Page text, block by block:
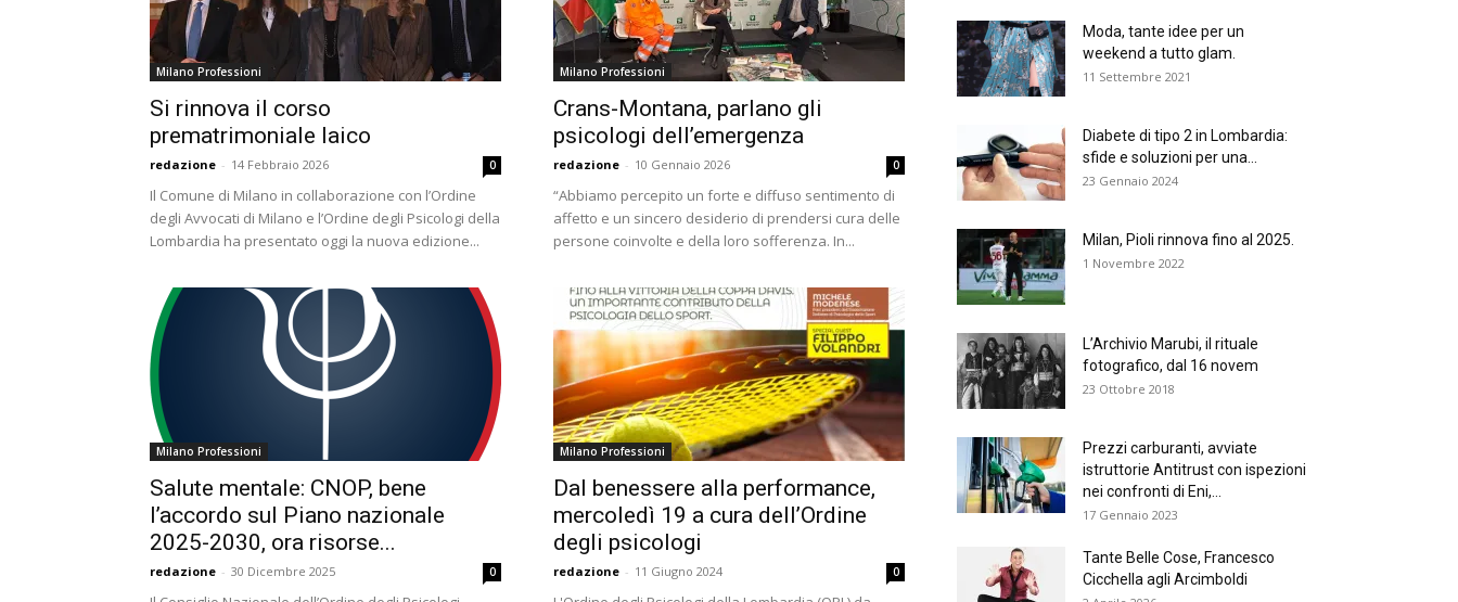
Milano Professioni
Si rinnova il corso
prematrimoniale laico
redazione - 14 Febbraio 2026 0
Il Comune di Milano in collaborazione con l’Ordine
degli Avvocati di Milano e l’Ordine degli Psicologi della
Lombardia ha presentato oggi la nuova edizione...
Milano Professioni
Crans-Montana, parlano gli
psicologi dell’emergenza
redazione - 10 Gennaio 2026 0
“Abbiamo percepito un forte e diffuso sentimento di
affetto e un sincero desiderio di prendersi cura delle
persone coinvolte e della loro sofferenza. In...
Milano Professioni
Salute mentale: CNOP, bene
l’accordo sul Piano nazionale
2025-2030, ora risorse...
redazione - 30 Dicembre 2025 0
Milano Professioni
Dal benessere alla performance,
mercoledì 19 a cura dell’Ordine
degli psicologi
redazione - 11 Giugno 2024 0
Moda, tante idee per un
weekend a tutto glam.
11 Settembre 2021
Diabete di tipo 2 in Lombardia:
sfide e soluzioni per una...
23 Gennaio 2024
Milan, Pioli rinnova fino al 2025.
1 Novembre 2022
L’Archivio Marubi, il rituale
fotografico, dal 16 novem
23 Ottobre 2018
Prezzi carburanti, avviate
istruttorie Antitrust con ispezioni
nei confronti di Eni,...
17 Gennaio 2023
Tante Belle Cose, Francesco
Cicchella agli Arcimboldi